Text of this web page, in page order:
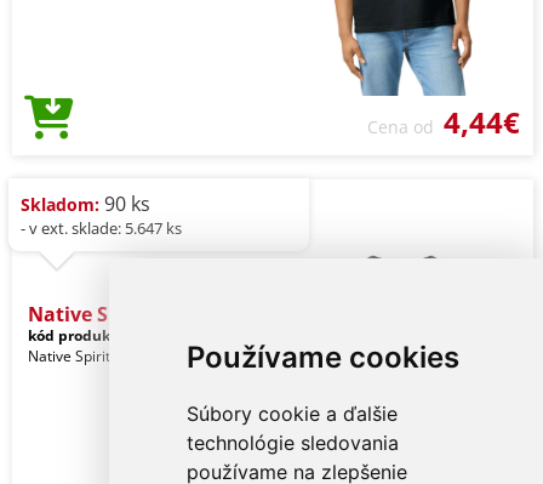
Používame cookies
Súbory cookie a ďalšie
technológie sledovania
používame na zlepšenie
Cena od 4,44€
Skladom: 90 ks
- v ext. sklade: 5.647 ks
Native Spirit Legend
kód produktu:
Native Spirit Pohlavie: Unisex